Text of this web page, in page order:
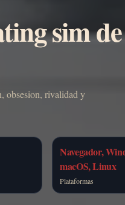
sim de
obsesion, rivalidad y
Navegador,
macOS, Linux
Plataformas